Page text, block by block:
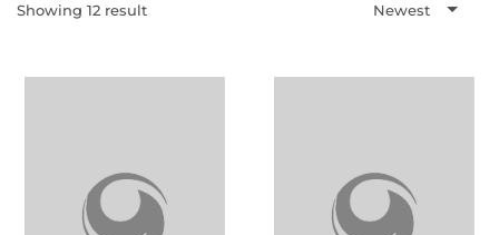
Newest
Showing 12 result